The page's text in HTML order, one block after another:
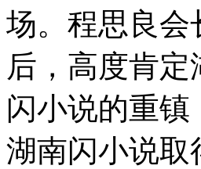
场。程思良会
后，高度肯
闪小说的重
湖南闪小说取